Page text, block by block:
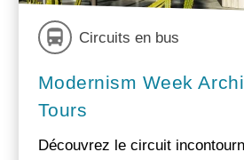
Circuits en bus
Modernism Week
Tours
Découvrez le circuit